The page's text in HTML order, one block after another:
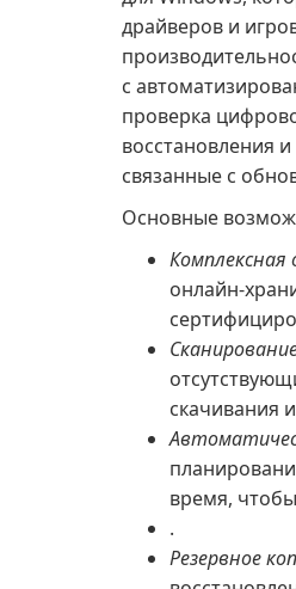
драйверов и
с
проверка
восстановления
связанные с
Основные
Комплексная
онлайн-
скачивания
время,
.
Резервное